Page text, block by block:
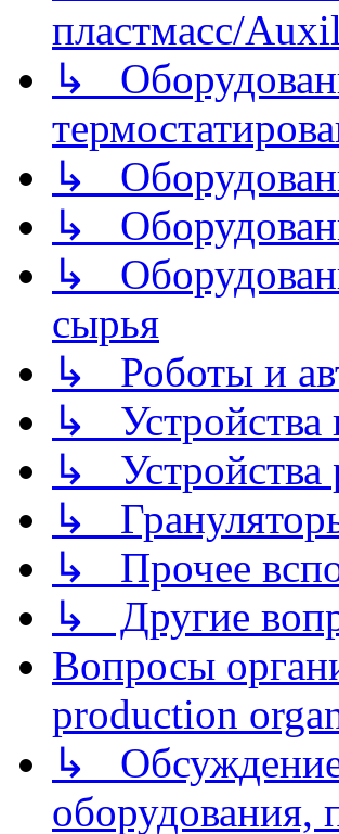
пластмасс/
↳
↳
↳
↳
сырья
↳ Роботы и
↳ Устройства
↳ Устройства
↳
↳ Прочее
↳ Другие
Вопросы
production
↳ Обсуждение
оборудования,